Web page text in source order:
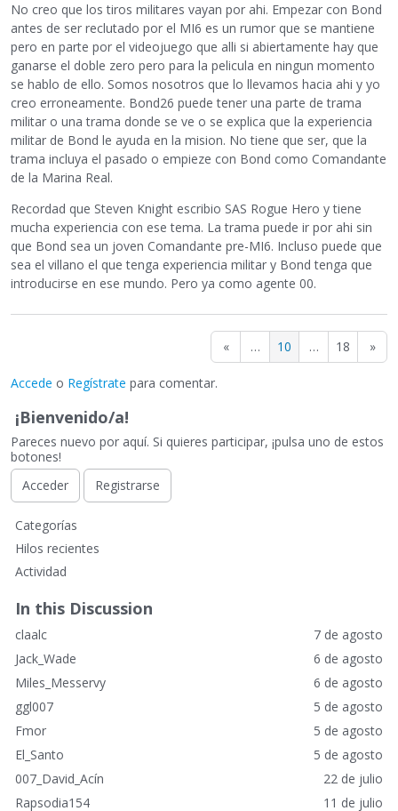
No creo que los tiros militares vayan por ahi. Empezar con Bond
antes de ser reclutado por el MI6 es un rumor que se mantiene
pero en parte por el videojuego que alli si abiertamente hay que
ganarse el doble zero pero para la pelicula en ningun momento
se hablo de ello. Somos nosotros que lo llevamos hacia ahi y yo
creo erroneamente. Bond26 puede tener una parte de trama
militar o una trama donde se ve o se explica que la experiencia
militar de Bond le ayuda en la mision. No tiene que ser, que la
trama incluya el pasado o empieze con Bond como Comandante
de la Marina Real.
Recordad que Steven Knight escribio SAS Rogue Hero y tiene
mucha experiencia con ese tema. La trama puede ir por ahi sin
que Bond sea un joven Comandante pre-MI6. Incluso puede que
sea el villano el que tenga experiencia militar y Bond tenga que
introducirse en ese mundo. Pero ya como agente 00.
« … 10 … 18 »
Accede o Regístrate para comentar.
¡Bienvenido/a!
Pareces nuevo por aquí. Si quieres participar, ¡pulsa uno de estos
botones!
Acceder
Registrarse
E
n
a
c
e
s
r
á
d
o
s
Categorías
Hilos recientes
Actividad
In this Discussion
7 de agosto
claalc
6 de agosto
Jack_Wade
6 de agosto
Miles_Messervy
5 de agosto
ggl007
5 de agosto
Fmor
5 de agosto
El_Santo
22 de julio
007_David_Acín
11 de julio
Rapsodia154